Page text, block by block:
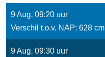
9 Aug, 09:20 uur
Verschil t.o.v. NAP: 628 cm
9 Aug, 09:30 uur